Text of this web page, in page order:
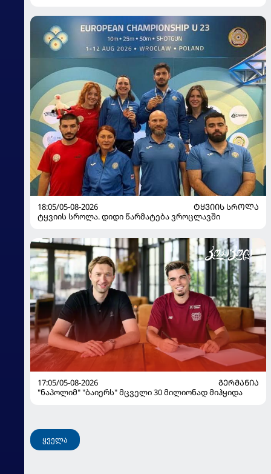
18:05/05-08-2026
ᲢᲧᲕᲘᲘᲡ ᲡᲠᲝᲚᲐ
ტყვიის სროლა. დიდი წარმატება ვროცლავში
17:05/05-08-2026
ᲒᲔᲠᲛᲐᲜᲘᲐ
"ნაპოლიმ" "ბაიერს" მცველი 30 მილიონად მიჰყიდა
ყველა